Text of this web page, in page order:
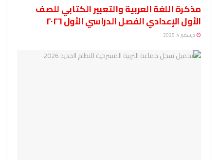
مذكرة اللغة العربية والتعبير الكتابي للصف
الأول الإعدادي الفصل الدراسي الأول ٢٠٢٦
ديسمبر 4, 2025